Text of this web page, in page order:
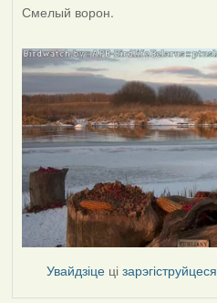
Смелый ворон.
Увайдзіце цізарэгіструйцеся